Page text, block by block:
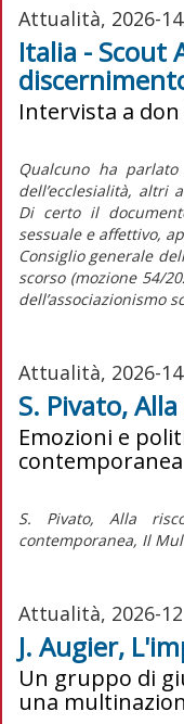
Attualità, 2026-14
Italia - Scout
Intervista a
Qualcuno ha
dell’ecclesialità, altri
Di certo il
sessuale e affettivo,
Consiglio generale
scorso (mozione 54/
dell’associazionismo
Attualità, 2026-14
S. Pivato,
Emozioni e
contemporanea
S. Pivato, Alla
contemporanea, Il
Attualità, 2026-12
J. Augier,
Un gruppo di
una